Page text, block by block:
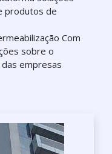
produtos de
Com
sobre o
das empresas